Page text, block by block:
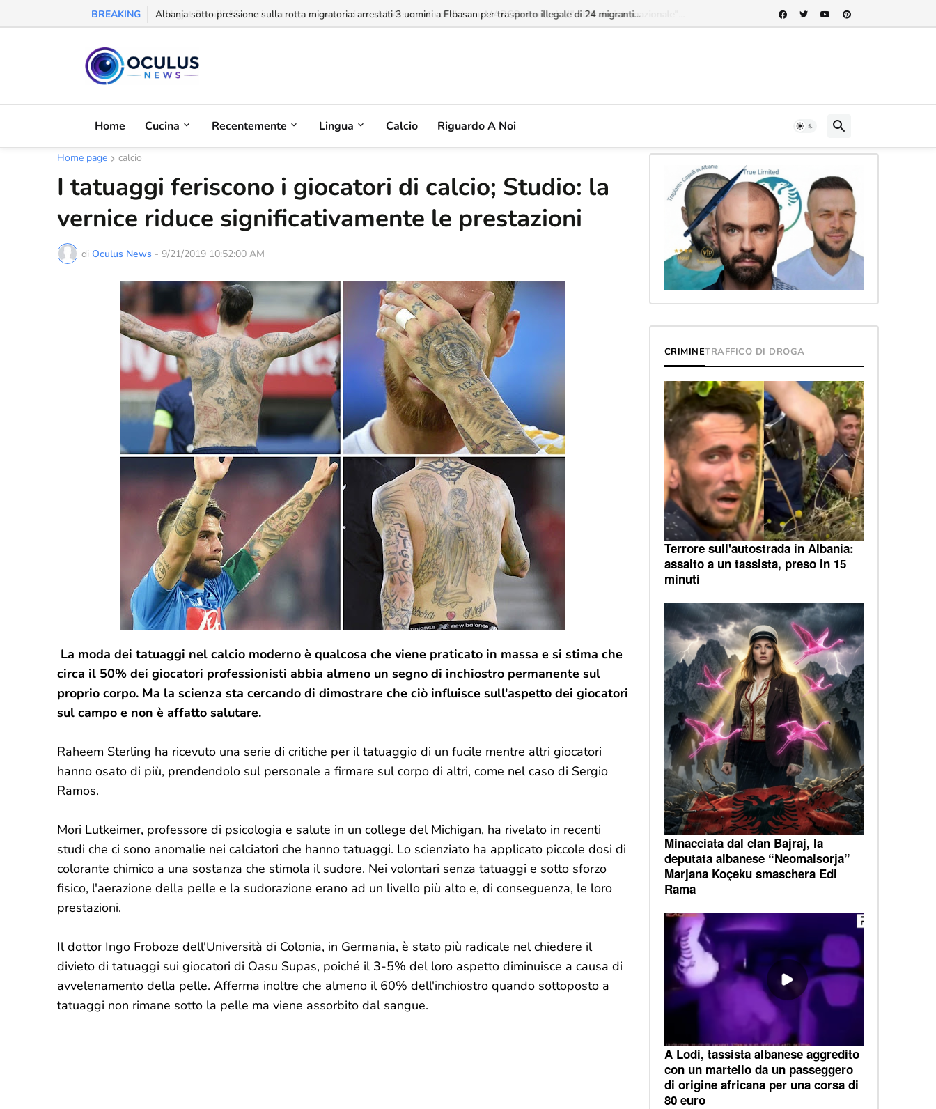
BREAKING Behgjet Pacolli: "Se sarà revocata la concessione dell'Aeroporto di Valona, MABCO ricorrerà all'arbitrato internazionale"...
Home Cucina Recentemente Lingua Calcio Riguardo A Noi
Home page calcio
I tatuaggi feriscono i giocatori di calcio; Studio: la
vernice riduce significativamente le prestazioni
di Oculus News - 9/21/2019 10:52:00 AM
La moda dei tatuaggi nel calcio moderno è qualcosa che viene praticato in massa e si stima che
circa il 50% dei giocatori professionisti abbia almeno un segno di inchiostro permanente sul
proprio corpo. Ma la scienza sta cercando di dimostrare che ciò influisce sull'aspetto dei giocatori
sul campo e non è affatto salutare.
Raheem Sterling ha ricevuto una serie di critiche per il tatuaggio di un fucile mentre altri giocatori
hanno osato di più, prendendolo sul personale a firmare sul corpo di altri, come nel caso di Sergio
Ramos.
Mori Lutkeimer, professore di psicologia e salute in un college del Michigan, ha rivelato in recenti
studi che ci sono anomalie nei calciatori che hanno tatuaggi. Lo scienziato ha applicato piccole dosi di
colorante chimico a una sostanza che stimola il sudore. Nei volontari senza tatuaggi e sotto sforzo
fisico, l'aerazione della pelle e la sudorazione erano ad un livello più alto e, di conseguenza, le loro
prestazioni.
Il dottor Ingo Froboze dell'Università di Colonia, in Germania, è stato più radicale nel chiedere il
divieto di tatuaggi sui giocatori di Oasu Supas, poiché il 3-5% del loro aspetto diminuisce a causa di
avvelenamento della pelle. Afferma inoltre che almeno il 60% dell'inchiostro quando sottoposto a
tatuaggi non rimane sotto la pelle ma viene assorbito dal sangue.
CRIMINETRAFFICO DI DROGA
Terrore sull'autostrada in Albania:
assalto a un tassista, preso in 15
minuti
Minacciata dal clan Bajraj, la
deputata albanese “Neomalsorja”
Marjana Koçeku smaschera Edi
Rama
A Lodi, tassista albanese aggredito
con un martello da un passeggero
di origine africana per una corsa di
80 euro